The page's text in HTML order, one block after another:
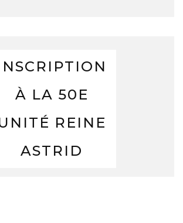
À LA 50E
REINE
ASTRID